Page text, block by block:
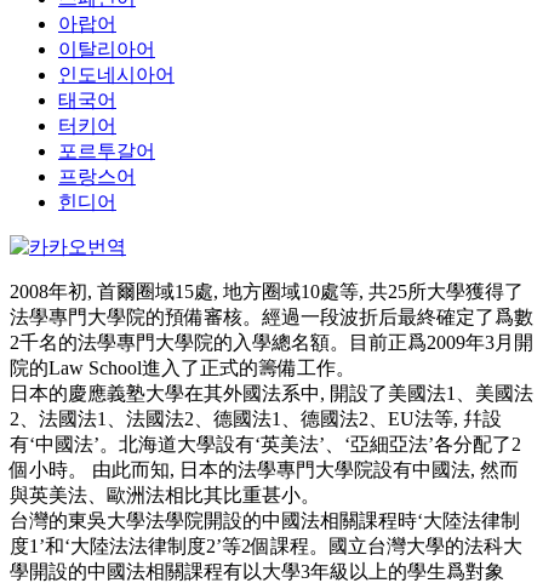
아랍어
이탈리아어
인도네시아어
태국어
터키어
포르투갈어
프랑스어
힌디어
2008年初, 首爾圈域15處, 地方圈域10處等, 共25所大學獲得了
法學專門大學院的預備審核。經過一段波折后最終確定了爲數
2千名的法學專門大學院的入學總名額。目前正爲2009年3月開
院的Law School進入了正式的籌備工作。
日本的慶應義塾大學在其外國法系中, 開設了美國法1、美國法
2、法國法1、法國法2、德國法1、德國法2、EU法等, 幷設
有‘中國法’。北海道大學設有‘英美法’、‘亞細亞法’各分配了2
個小時。 由此而知, 日本的法學專門大學院設有中國法, 然而
與英美法、歐洲法相比其比重甚小。
台灣的東吳大學法學院開設的中國法相關課程時‘大陸法律制
度1’和‘大陸法法律制度2’等2個課程。國立台灣大學的法科大
學開設的中國法相關課程有以大學3年級以上的學生爲對象